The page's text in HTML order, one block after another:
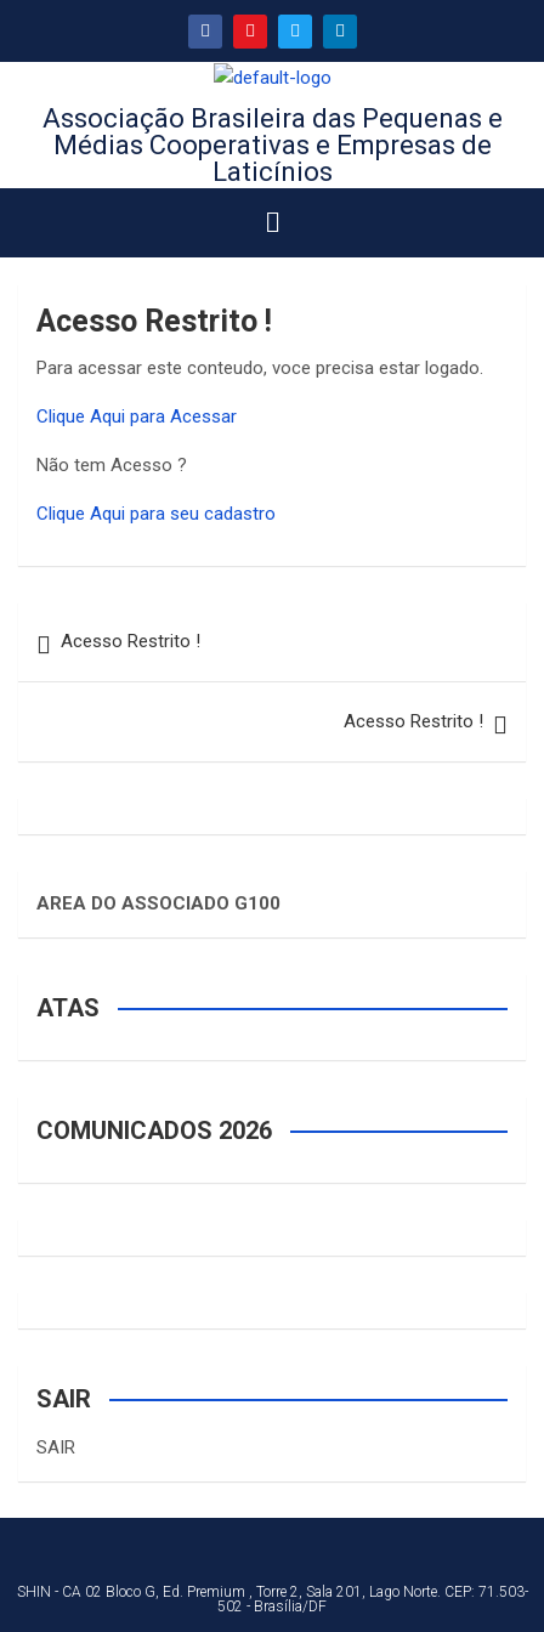
Associação Brasileira das Pequenas e
Médias Cooperativas e Empresas de
Laticínios
Acesso Restrito !
Para acessar este conteudo, voce precisa estar logado.
Clique Aqui para Acessar
Não tem Acesso ?
Clique Aqui para seu cadastro
Acesso Restrito !
Acesso Restrito !
AREA DO ASSOCIADO G100
ATAS
COMUNICADOS 2026
SAIR
SAIR
SHIN - CA 02 Bloco G, Ed. Premium , Torre 2, Sala 201, Lago Norte. CEP: 71.503-
502 - Brasília/DF